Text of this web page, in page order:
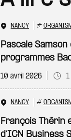
NANCY #
Pascale
programmes
10 avril 2026
NANCY #
François Thérin
d’ICN Business